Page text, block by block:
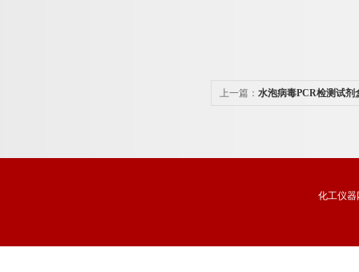
上一篇： 水泡病毒PCR检测试剂
化工仪器